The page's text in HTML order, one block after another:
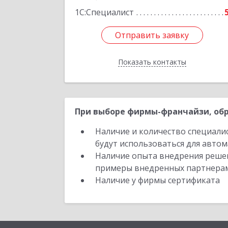
1С:Специалист
Отправить заявку
Показать контакты
Отправить заявку
Назад
При выборе фирмы-франчайзи,
Наличие и количество
будут использоваться для
Наличие опыта внедрения
примеры внедренных
Наличие у фирмы сертификата